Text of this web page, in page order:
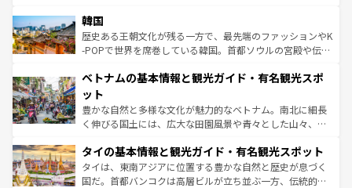
はコンテンツ一覧
いる。アクティビティも充実しており、サーフィンやダイ
ビング、ハイキングなど、アウトドア好きにはたまらな
い。オーストラリアの多彩な魅力を存分に味わいつくそ
参照してほしい。
ン）、静ひつな山岳地帯である台湾東部など、都市の喧騒
と山間の静けさが共存しており、訪れる人に新しい発見と
驚きをもたらしてくれる。また、奥深い台湾の食文化も魅
容にもいいと評判のスイーツなど、バラエティ豊かな料理
照してほしい。
韓国
歴史ある王朝文化が残る一方で、最先端のファッションやK
-POPで世界を席巻している韓国。首都ソウルの宮殿や伝統
き、地方に足を延ばせば四季折々の自然美を楽しむことが
できる。そして、キムチや焼肉、絶品のストリートフード
まで、さまざまな韓国料理が待っている。夜には、韓国な
らではのナイトライフも堪能できる。あたたかいホスピタ
わってみてほしい。 なお、新着の韓国情報はコンテンツ一
覧 を参照してほしい。
ベトナムの基本情報と観光ガイド・有名観光スポ
ット
豊かな自然と多様な文化が魅力的なベトナム。南北に細長
く伸びる国土には、広大な田園風景や青々とした山々、世
急速な発展と共に伝統が息づく。ハノイの古い町並みやホ
ーチミン市のフランス統治時代の建物も、独特の雰囲気を
醸し出している。また、バラエティの豊かさとおいしさで
タイの基本情報と観光ガイド・有名観光スポット
タイは、東南アジアに位置する豊かな自然と歴史が息づく
国だ。首都バンコクは高層ビルが立ち並ぶ一方、伝統的な